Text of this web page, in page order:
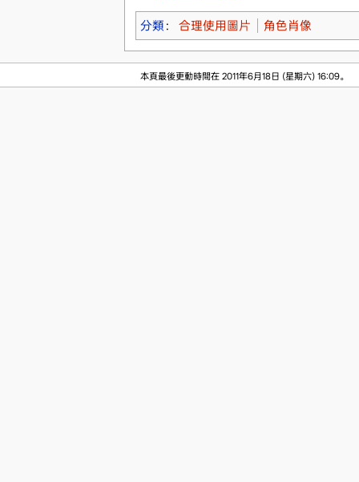
分類 ： 合理使用圖片 角色肖像
本頁最後更動時間在 2011年6月18日 (星期六) 16:09。